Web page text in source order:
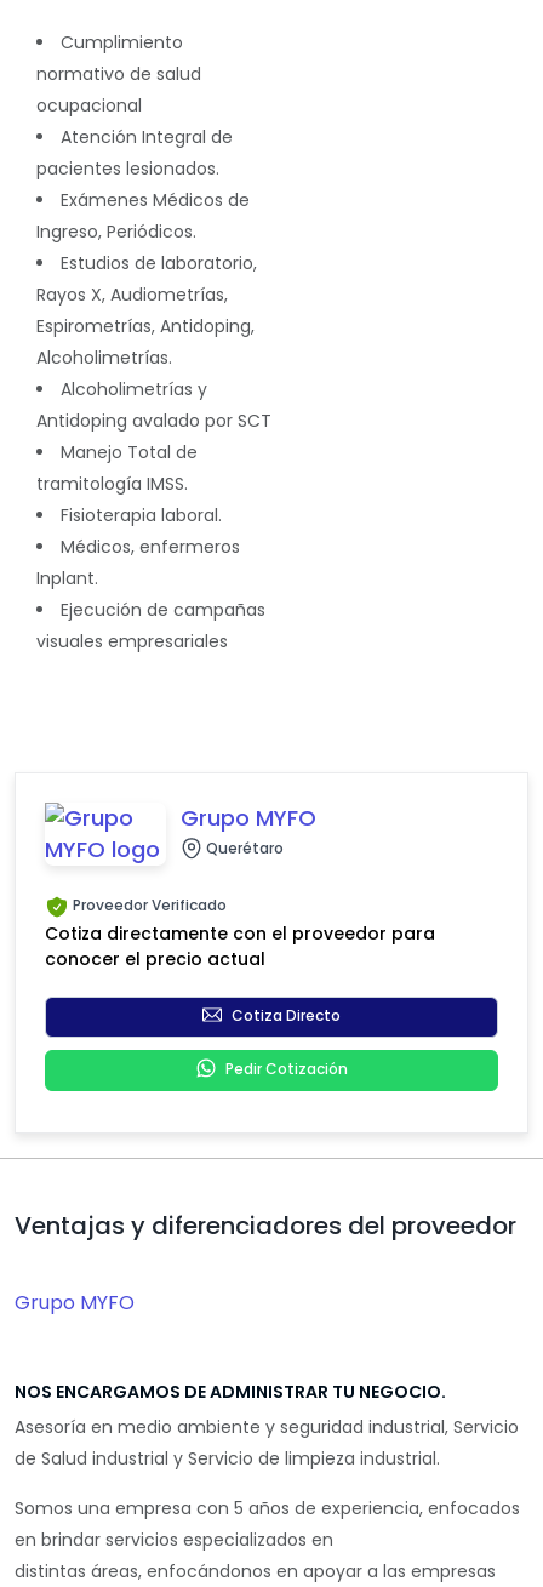
Cumplimiento
normativo de salud
ocupacional
Atención Integral de
pacientes lesionados.
Exámenes Médicos de
Ingreso, Periódicos.
Estudios de laboratorio,
Rayos X, Audiometrías,
Espirometrías, Antidoping,
Alcoholimetrías.
Alcoholimetrías y
Antidoping avalado por SCT
Manejo Total de
tramitología IMSS.
Fisioterapia laboral.
Médicos, enfermeros
Inplant.
Ejecución de campañas
visuales empresariales
Grupo MYFO
Querétaro
Proveedor Verificado
Cotiza directamente con el proveedor para
conocer el precio actual
Cotiza Directo
Pedir Cotización
Ventajas y diferenciadores del proveedor
Grupo MYFO
NOS ENCARGAMOS DE ADMINISTRAR TU NEGOCIO.
Asesoría en medio ambiente y seguridad industrial, Servicio
de Salud industrial y Servicio de limpieza industrial.
Somos una empresa con 5 años de experiencia, enfocados
en brindar servicios especializados en
distintas áreas, enfocándonos en apoyar a las empresas